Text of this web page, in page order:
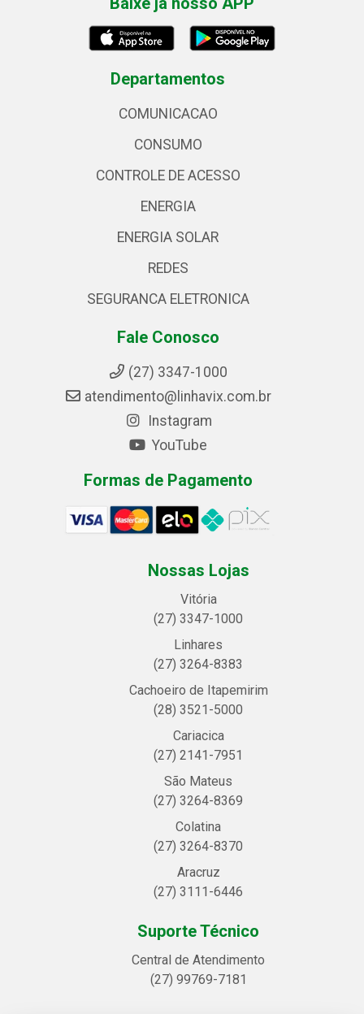
Departamentos
COMUNICACAO
CONSUMO
CONTROLE DE ACESSO
ENERGIA
ENERGIA SOLAR
REDES
SEGURANCA ELETRONICA
Fale Conosco
(27) 3347-1000
atendimento@linhavix.com.br
Instagram
YouTube
Formas de Pagamento
Nossas Lojas
Vitória
(27) 3347-1000
Linhares
(27) 3264-8383
Cachoeiro de Itapemirim
(28) 3521-5000
Cariacica
(27) 2141-7951
São Mateus
(27) 3264-8369
Colatina
(27) 3264-8370
Aracruz
(27) 3111-6446
Suporte Técnico
Central de Atendimento
(27) 99769-7181